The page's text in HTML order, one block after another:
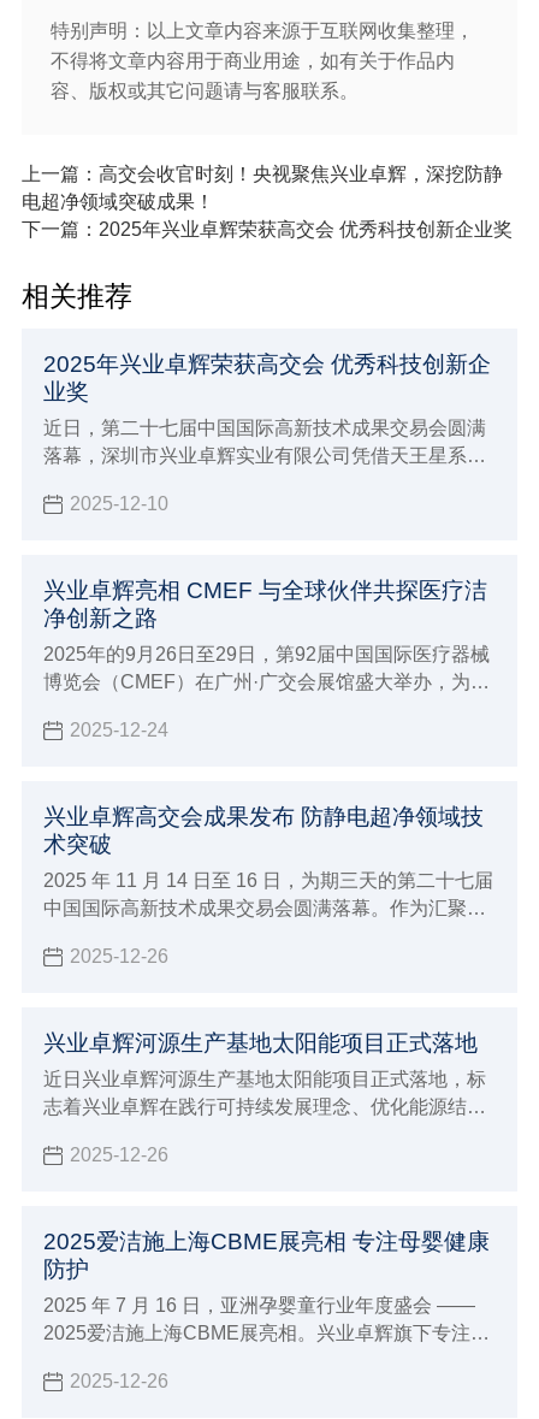
特别声明：以上文章内容来源于互联网收集整理，
不得将文章内容用于商业用途，如有关于作品内
容、版权或其它问题请与客服联系。
上一篇：高交会收官时刻！央视聚焦兴业卓辉，深挖防静
电超净领域突破成果！
下一篇：2025年兴业卓辉荣获高交会 优秀科技创新企业奖
相关推荐
2025年兴业卓辉荣获高交会 优秀科技创新企
业奖
近日，第二十七届中国国际高新技术成果交易会圆满
落幕，深圳市兴业卓辉实业有限公司凭借天王星系列
颖而出，兴业卓辉在2025年成功斩获 “优秀科技创新
2025-12-10
兴业卓辉亮相 CMEF 与全球伙伴共探医疗洁
净创新之路
2025年的9月26日至29日，第92届中国国际医疗器械
博览会（CMEF）在广州·广交会展馆盛大举办，为大
创新之路。
2025-12-24
兴业卓辉高交会成果发布 防静电超净领域技
术突破
2025 年 11 月 14 日至 16 日，为期三天的第二十七届
中国国际高新技术成果交易会圆满落幕。作为汇聚全
司携多款新品与专业解决方案精彩亮相，向业界充分
2025-12-26
兴业卓辉河源生产基地太阳能项目正式落地
近日兴业卓辉河源生产基地太阳能项目正式落地，标
志着兴业卓辉在践行可持续发展理念、优化能源结构
劲动力。
2025-12-26
2025爱洁施上海CBME展亮相 专注母婴健康
防护
2025 年 7 月 16 日，亚洲孕婴童行业年度盛会 ——
2025爱洁施上海CBME展亮相。兴业卓辉旗下专注母
品与行业前沿理念，与全球 4300 + 品牌共赴这场
2025-12-26